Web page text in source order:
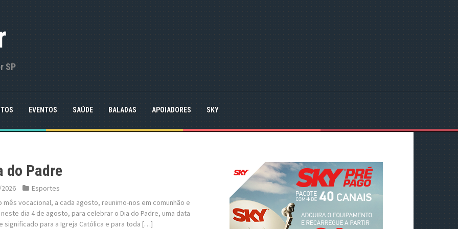
SP
EVENTOS SAÚDE BALADAS APOIADORES SKY
do Padre
Esportes
mês vocacional, a cada agosto, reunimo-nos em comunhão e
dia 4 de agosto, para celebrar o Dia do Padre, uma data
significado para a Igreja Católica e para toda […]